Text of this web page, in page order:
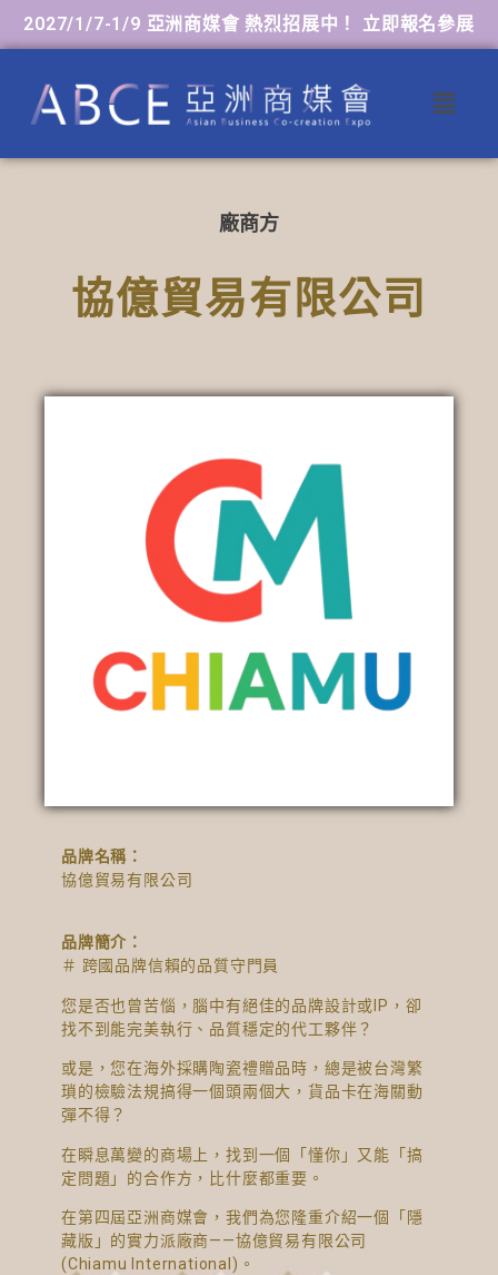
2027/1/7-1/9 亞洲商媒會 熱烈招展中！ 立即報名參展
廠商方
協億貿易有限公司
品牌名稱：
協億貿易有限公司
品牌簡介：
＃ 跨國品牌信賴的品質守門員
您是否也曾苦惱，腦中有絕佳的品牌設計或IP，卻
找不到能完美執行、品質穩定的代工夥伴？
或是，您在海外採購陶瓷禮贈品時，總是被台灣繁
瑣的檢驗法規搞得一個頭兩個大，貨品卡在海關動
彈不得？
在瞬息萬變的商場上，找到一個「懂你」又能「搞
定問題」的合作方，比什麼都重要。
在第四屆亞洲商媒會，我們為您隆重介紹一個「隱
藏版」的實力派廠商——協億貿易有限公司
(Chiamu International)。